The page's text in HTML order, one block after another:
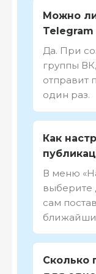
Можно
Да. При
группы
отправит
один раз.
Как
В меню
выберите
сам
Сколько